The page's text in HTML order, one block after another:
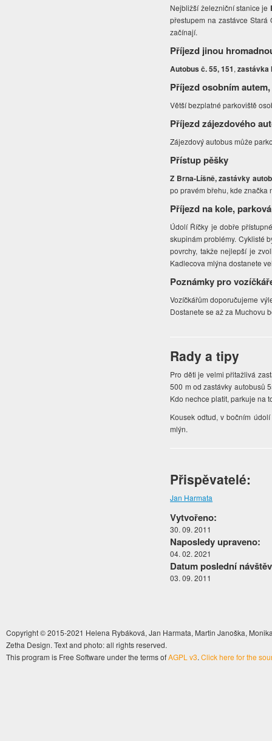
Nejbližší železniční stanice je
přestupem na zastávce
začínají.
Příjezd jinou
Autobus č. 55, 151,zastávka
Příjezd osobním
Větší bezplatné parkoviště
Příjezd zájezdového
Zájezdový autobus může
Přístup pěšky
Z Brna-Líšně, zastávky
po pravém břehu, kde značka
Příjezd na kole,
Údolí Říčky je dobře
skupinám problémy. Cyklisté
povrchy, takže nejlepší je
Kadlecova mlýna dostanete
Poznámky pro
Vozíčkářům doporučujeme
Dostanete se až za Muchovu
Rady a tipy
Pro děti je velmi přitažlivá
500 m od zastávky autobusů
Kdo nechce platit, parkuje na
Kousek odtud, v bočním
mlýn.
Přispěvatelé:
Jan Harmata
Vytvořeno:
30. 09. 2011
Naposledy upraveno:
04. 02. 2021
Datum poslední
03. 09. 2011
Copyright © 2015-2021 Helena Rybáková, Jan Harmata, Martin Janoška,
Zetha Design. Text and photo: all rights reserved.
This program is Free Software under the terms ofAGPL v3. Click here for the